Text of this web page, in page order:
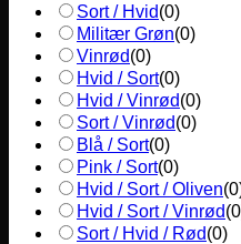
Sort / Hvid(0)
Militær Grøn(0)
Vinrød(0)
Hvid / Sort(0)
Hvid / Vinrød(0)
Sort / Vinrød(0)
Blå / Sort(0)
Pink / Sort(0)
Hvid / Sort / Oliven(0
Hvid / Sort / Vinrød(0
Sort / Hvid / Rød(0)